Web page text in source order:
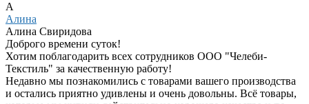
А
Алина
Алина Свиридова
Доброго времени суток!
Хотим поблагодарить всех сотрудников ООО "Челеби-
Текстиль" за качественную работу!
Недавно мы познакомились с товарами вашего производства
и остались приятно удивлены и очень довольны. Всё товары,